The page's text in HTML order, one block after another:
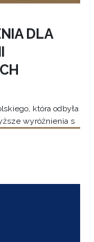
DLA
która odbyła
wyróżnienia s